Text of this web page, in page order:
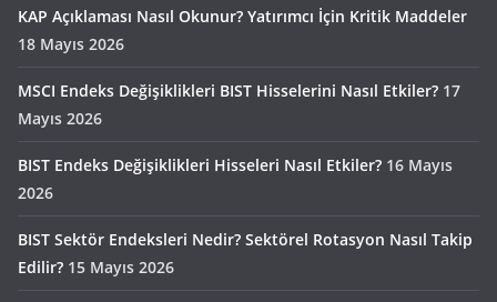
KAP Açıklaması Nasıl Okunur? Yatırımcı İçin Kritik Maddeler
18 Mayıs 2026
MSCI Endeks Değişiklikleri BIST Hisselerini Nasıl Etkiler? 17
Mayıs 2026
BIST Endeks Değişiklikleri Hisseleri Nasıl Etkiler? 16 Mayıs
2026
BIST Sektör Endeksleri Nedir? Sektörel Rotasyon Nasıl Takip
Edilir? 15 Mayıs 2026